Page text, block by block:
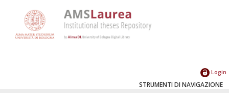
Login
STRUMENTI DI NAVIGAZIONE